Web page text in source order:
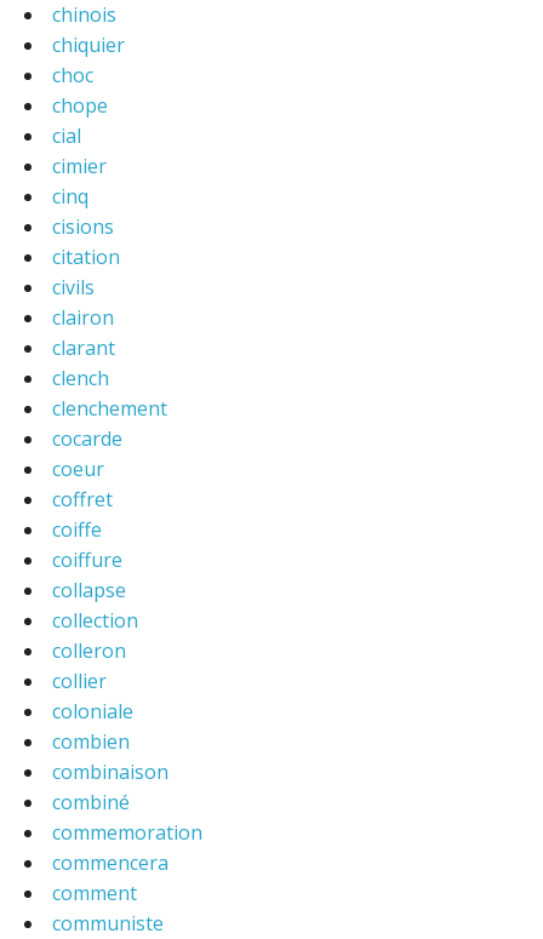
chinois
chiquier
choc
chope
cial
cimier
cinq
cisions
citation
civils
clairon
clarant
clench
clenchement
cocarde
coeur
coffret
coiffe
coiffure
collapse
collection
colleron
collier
coloniale
combien
combinaison
combiné
commemoration
commencera
comment
communiste